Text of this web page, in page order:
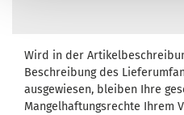
Wird in der
Beschreibung des
ausgewiesen, bleiben Ihre
Mangelhaftungsrechte Ihrem